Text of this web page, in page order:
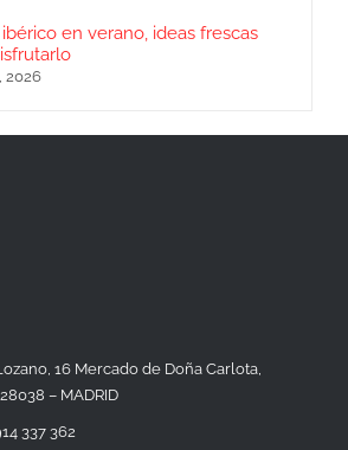
en verano, ideas frescas
2026
16 Mercado de Doña Carlota,
– MADRID
337 362